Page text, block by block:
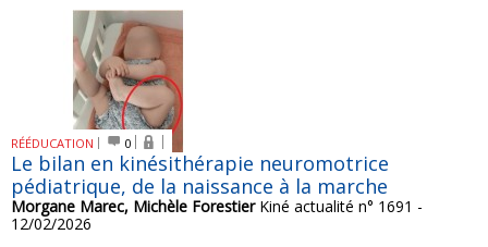
RÉÉDUCATION 0
Le bilan en kinésithérapie neuromotrice
pédiatrique, de la naissance à la marche
Morgane Marec, Michèle ForestierKiné actualité n° 1691 -
12/02/2026